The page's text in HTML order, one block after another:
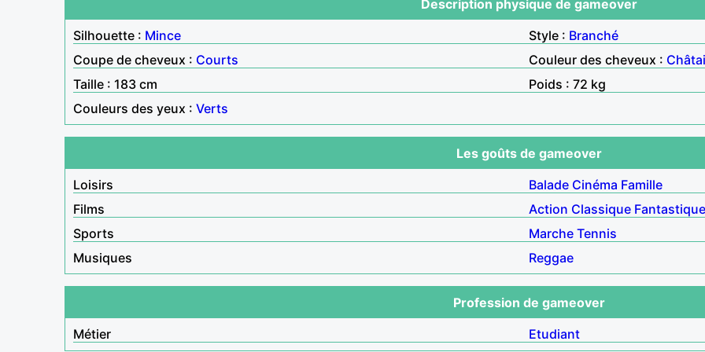
Description physique de gameover
Silhouette : Mince Style : Branché
Coupe de cheveux : Courts Couleur des cheveux :
Taille : 183 cm
Poids : 72 kg
Couleurs des yeux : Verts
Les goûts de gameover
Loisirs
Balade Cinéma Famille
Films
Action Classique Fantastique
Sports
Marche Tennis
Musiques
Reggae
Profession de gameover
Métier
Etudiant